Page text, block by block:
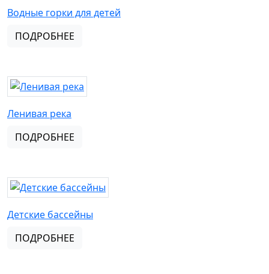
Водные горки для детей
ПОДРОБНЕЕ
Ленивая река
ПОДРОБНЕЕ
Детские бассейны
ПОДРОБНЕЕ